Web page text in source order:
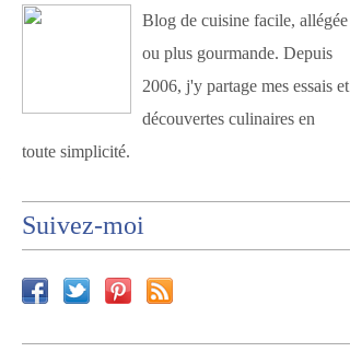
Blog de cuisine facile, allégée
ou plus gourmande. Depuis
2006, j'y partage mes essais et
découvertes culinaires en
toute simplicité.
Suivez-moi